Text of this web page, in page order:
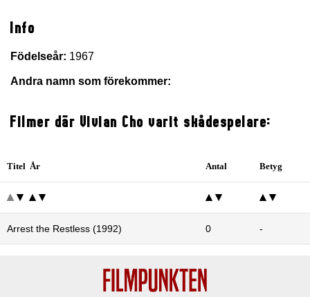
Info
Födelseår: 1967
Andra namn som förekommer:
Filmer där Vivian Cho varit skådespelare:
Titel År Antal Betyg
Arrest the Restless (1992) 0 -